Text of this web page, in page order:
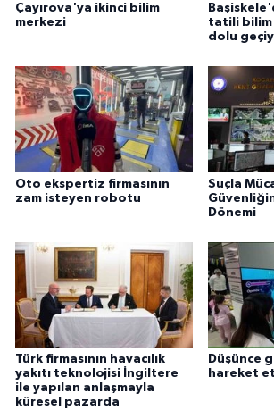
Çayırova'ya ikinci bilim
merkezi
tatili bilim
dolu
Oto ekspertiz firmasının
zam isteyen robotu
Suçla
Dönemi
Türk firmasının havacılık
yakıtı teknolojisi İngiltere
ile yapılan anlaşmayla
küresel pazarda
Düşünce
hareket